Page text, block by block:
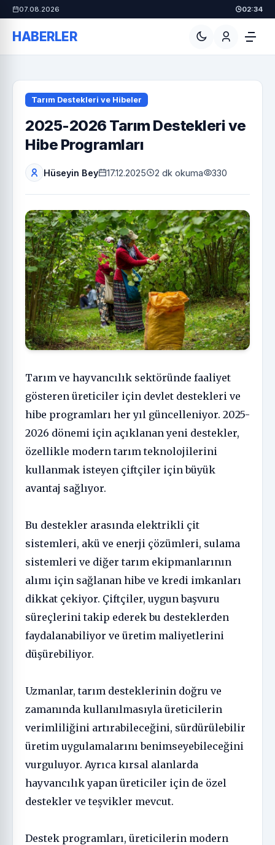
07.08.2026 02:34
HABERLER
Tarım Destekleri ve Hibeler
2025-2026 Tarım Destekleri ve
Hibe Programları
Hüseyin Bey 17.12.2025 2 dk okuma 330
Tarım ve hayvancılık sektöründe faaliyet
gösteren üreticiler için devlet destekleri ve
hibe programları her yıl güncelleniyor. 2025-
2026 dönemi için açıklanan yeni destekler,
özellikle modern tarım teknolojilerini
kullanmak isteyen çiftçiler için büyük
avantaj sağlıyor.
Bu destekler arasında elektrikli çit
sistemleri, akü ve enerji çözümleri, sulama
sistemleri ve diğer tarım ekipmanlarının
alımı için sağlanan hibe ve kredi imkanları
dikkat çekiyor. Çiftçiler, uygun başvuru
süreçlerini takip ederek bu desteklerden
faydalanabiliyor ve üretim maliyetlerini
düşürebiliyor.
Uzmanlar, tarım desteklerinin doğru ve
zamanında kullanılmasıyla üreticilerin
verimliliğini artırabileceğini, sürdürülebilir
üretim uygulamalarını benimseyebileceğini
vurguluyor. Ayrıca kırsal alanlarda
hayvancılık yapan üreticiler için de özel
destekler ve teşvikler mevcut.
Destek programları, üreticilerin modern